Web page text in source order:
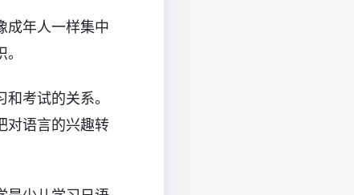
成年人一样集中
考试的关系。
对语言的兴趣转